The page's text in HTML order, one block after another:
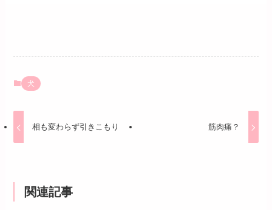
犬
相も変わらず引きこもり 筋肉痛？
関連記事